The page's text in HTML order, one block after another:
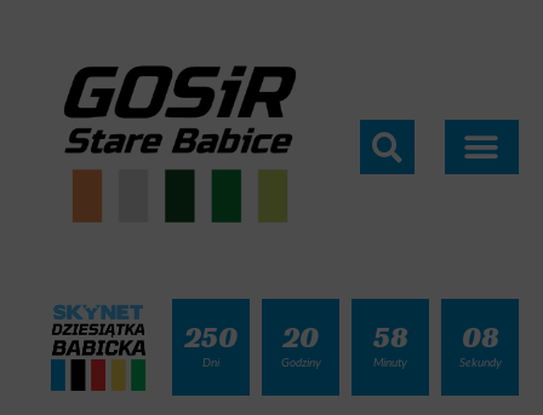
250
Dni
20
Godziny
58
Minuty
07
Sekundy